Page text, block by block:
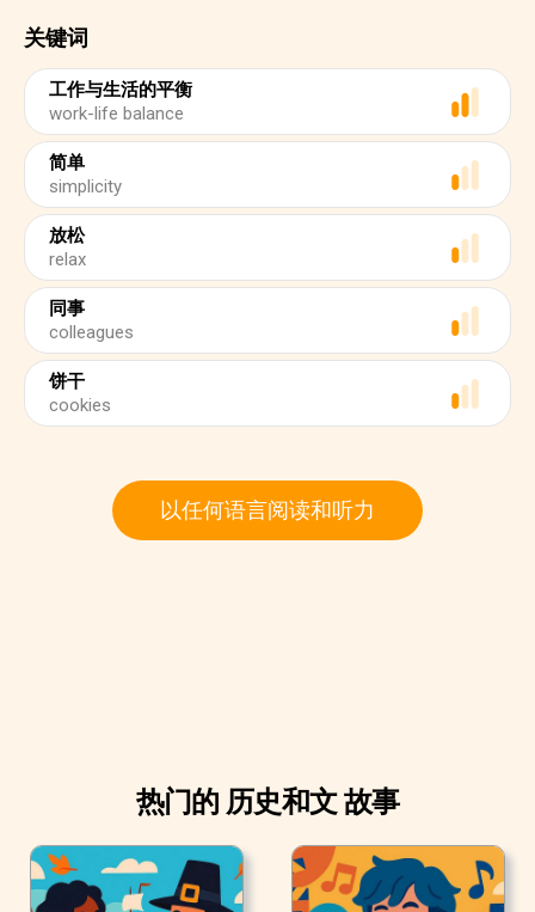
关键词
工作与生活的平衡
work-life balance
简单
simplicity
放松
relax
同事
colleagues
饼干
cookies
以任何语言阅读和听力
热门的 历史和文 故事